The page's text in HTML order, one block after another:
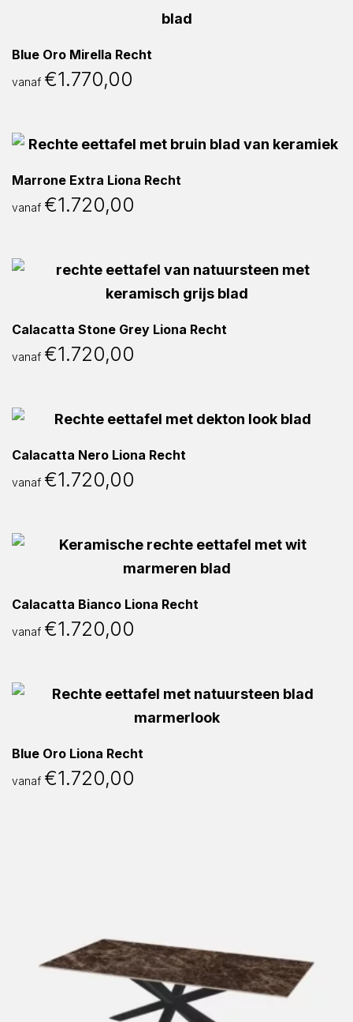
Blue Oro Mirella Recht
vanaf €1.770,00
Marrone Extra Liona Recht
vanaf €1.720,00
Calacatta Stone Grey Liona Recht
vanaf €1.720,00
Calacatta Nero Liona Recht
vanaf €1.720,00
Calacatta Bianco Liona Recht
vanaf €1.720,00
Blue Oro Liona Recht
vanaf €1.720,00